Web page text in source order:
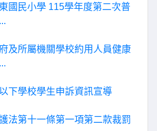
國民小學 115學年度第二次普
及所屬機關學校約用人員健康
下學校學生申訴資訊宣導
法第十一條第一項第二款裁罰